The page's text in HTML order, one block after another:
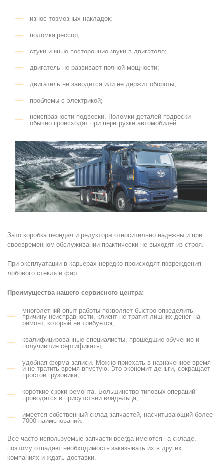
износ тормозных накладок;
поломка рессор;
стуки и иные посторонние звуки в двигателе;
двигатель не развивает полной мощности;
двигатель не заводится или не держит обороты;
проблемы с электрикой;
неисправности подвески. Поломки деталей подвески
обычно происходят при перегрузке автомобилей.
Зато коробка передач и редукторы относительно надежны и при
своевременном обслуживании практически не выходят из строя.
При эксплуатации в карьерах нередко происходят повреждения
лобового стекла и фар.
Преимущества нашего сервисного центра:
многолетний опыт работы позволяет быстро определить
причину неисправности, клиент не тратит лишних денег на
ремонт, который не требуется;
квалифицированные специалисты, прошедшие обучение и
получившие сертификаты;
удобная форма записи. Можно приехать в назначенное время
и не тратить время впустую. Это экономит деньги, сокращает
простои грузовика;
короткие сроки ремонта. Большинство типовых операций
проводятся в присутствии владельца;
имеется собственный склад запчастей, насчитывающий более
7000 наименований.
Все часто используемые запчасти всегда имеются на складе,
поэтому отпадает необходимость заказывать их в других
компаниях и ждать доставки.